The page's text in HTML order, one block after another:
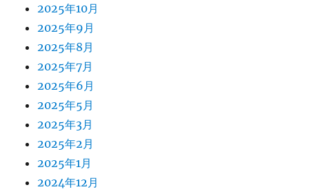
2025年10月
2025年9月
2025年8月
2025年7月
2025年6月
2025年5月
2025年3月
2025年2月
2025年1月
2024年12月